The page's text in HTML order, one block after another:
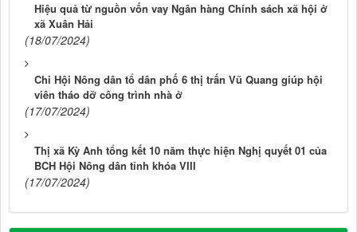
Hiệu quả từ nguồn vốn vay Ngân hàng Chính sách xã hội ở
xã Xuân Hải
(18/07/2024)
Chi Hội Nông dân tổ dân phố 6 thị trấn Vũ Quang giúp hội
viên tháo dỡ công trình nhà ở
(17/07/2024)
Thị xã Kỳ Anh tổng kết 10 năm thực hiện Nghị quyết 01 của
BCH Hội Nông dân tỉnh khóa VIII
(17/07/2024)